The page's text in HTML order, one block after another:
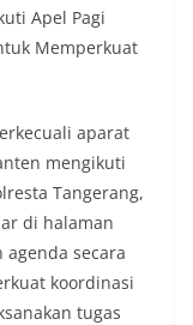
Apel Pagi
Memperkuat
aparat
mengikuti
Tangerang,
di halaman
secara
koordinasi
tugas